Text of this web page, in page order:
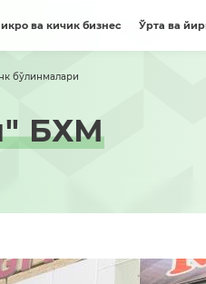
ва кичик бизнес Ўрта ва
бўлинмалари
БХМ